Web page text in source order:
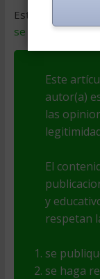
Este sitio usa
se procesan los
Este
autor(a)
las
El
y
respetan
se
se haga